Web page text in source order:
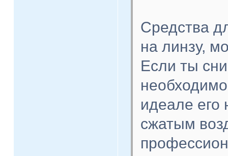
Средства
на линзу,
Если ты
идеале его
сжатым